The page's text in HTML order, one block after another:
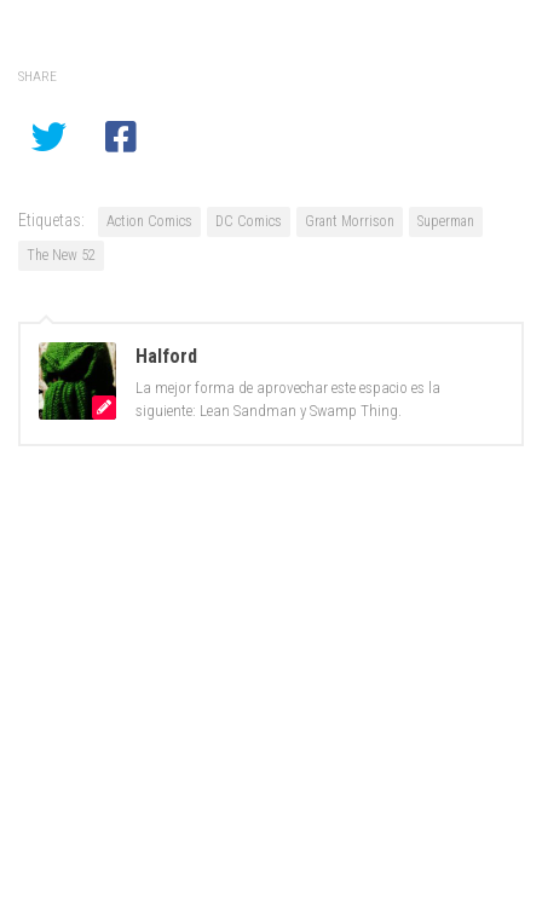
SHARE
Etiquetas: Action Comics DC Comics Grant Morrison
Superman
The New 52
Halford
La mejor forma de aprovechar este espacio es la
siguiente: Lean Sandman y Swamp Thing.